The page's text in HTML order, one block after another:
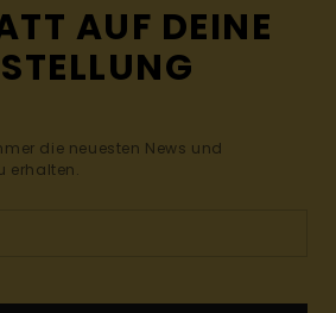
AUF DEINE
die neuesten News und
erhalten.